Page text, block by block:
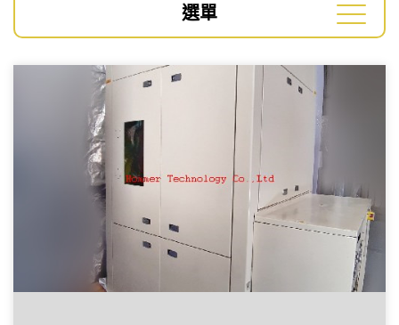
選單